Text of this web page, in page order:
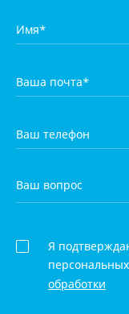
Я
обработки